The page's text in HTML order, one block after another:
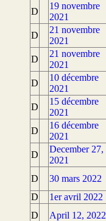
D
19 novembre
2021
D
21 novembre
2021
D
21 novembre
2021
D
10 décembre
2021
D
15 décembre
2021
D
16 décembre
2021
D
December 27,
2021
D
30 mars 2022
D
1er avril 2022
D
April 12, 2022